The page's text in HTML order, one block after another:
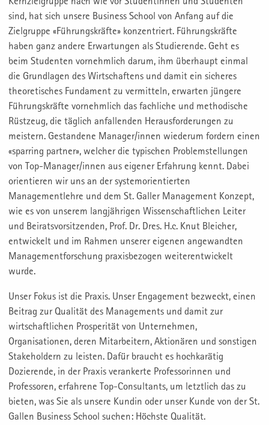
sind, hat sich unsere Business School von Anfang auf die
Zielgruppe «Führungskräfte» konzentriert. Führungskräfte
haben ganz andere Erwartungen als Studierende. Geht es
beim Studenten vornehmlich darum, ihm überhaupt einmal
die Grundlagen des Wirtschaftens und damit ein sicheres
theoretisches Fundament zu vermitteln, erwarten jüngere
Führungskräfte vornehmlich das fachliche und methodische
Rüstzeug, die täglich anfallenden Herausforderungen zu
meistern. Gestandene Manager/innen wiederum fordern einen
«sparring partner», welcher die typischen Problemstellungen
von Top-Manager/innen aus eigener Erfahrung kennt. Dabei
orientieren wir uns an der systemorientierten
Managementlehre und dem St. Galler Management Konzept,
wie es von unserem langjährigen Wissenschaftlichen Leiter
und Beiratsvorsitzenden, Prof. Dr. Dres. H.c. Knut Bleicher,
entwickelt und im Rahmen unserer eigenen angewandten
Managementforschung praxisbezogen weiterentwickelt
wurde.
Unser Fokus ist die Praxis. Unser Engagement bezweckt, einen
Beitrag zur Qualität des Managements und damit zur
wirtschaftlichen Prosperität von Unternehmen,
Organisationen, deren Mitarbeitern, Aktionären und sonstigen
Stakeholdern zu leisten. Dafür braucht es hochkarätig
Dozierende, in der Praxis verankerte Professorinnen und
Professoren, erfahrene Top-Consultants, um letztlich das zu
bieten, was Sie als unsere Kundin oder unser Kunde von der St.
Gallen Business School suchen: Höchste Qualität.